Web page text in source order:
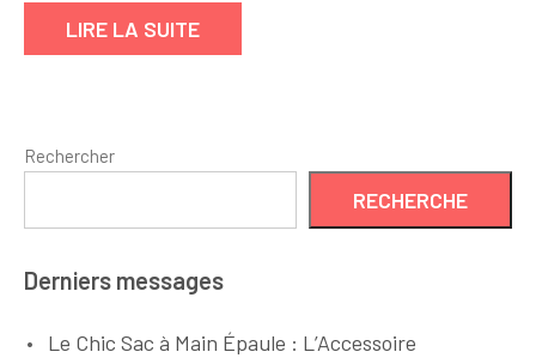
LIRE LA SUITE
Rechercher
RECHERCHE
Derniers messages
Le Chic Sac à Main Épaule : L’Accessoire